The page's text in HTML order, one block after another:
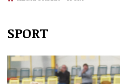
Přerov
Politika
Ekonomika
Kultura
Hudba
Společnost
Ženy
Sport
SPORT